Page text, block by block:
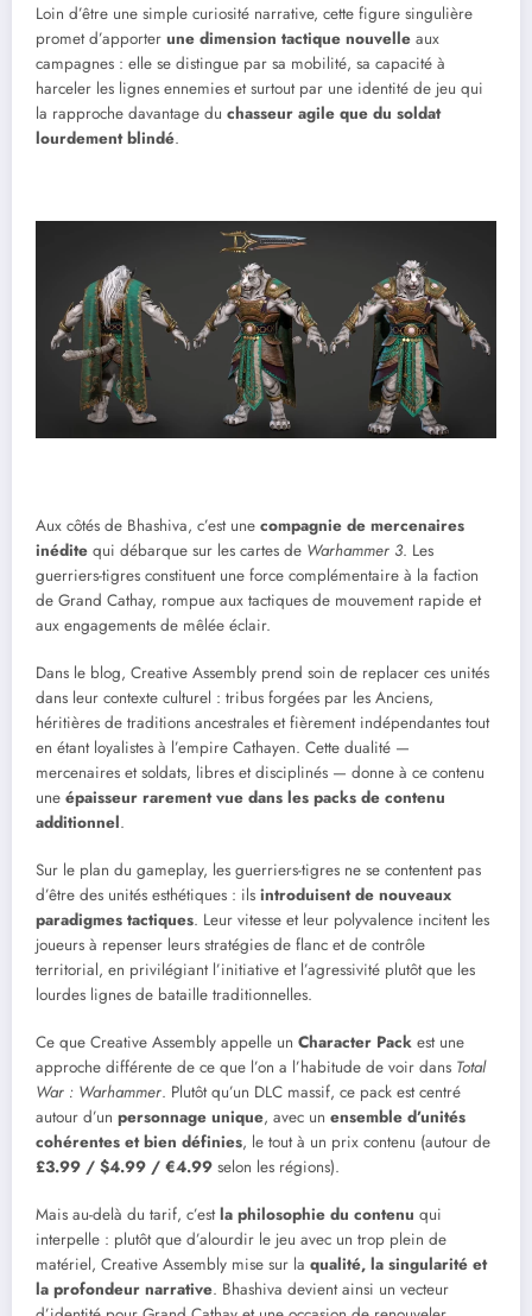
Loin d’être une simple curiosité narrative, cette figure singulière
promet d’apporter une dimension tactique nouvelle aux
campagnes : elle se distingue par sa mobilité, sa capacité à
harceler les lignes ennemies et surtout par une identité de jeu qui
la rapproche davantage du chasseur agile que du soldat
lourdement blindé.
Aux côtés de Bhashiva, c’est une compagnie de mercenaires
inédite qui débarque sur les cartes de Warhammer 3. Les
guerriers-tigres constituent une force complémentaire à la faction
de Grand Cathay, rompue aux tactiques de mouvement rapide et
aux engagements de mêlée éclair.
Dans le blog, Creative Assembly prend soin de replacer ces unités
dans leur contexte culturel : tribus forgées par les Anciens,
héritières de traditions ancestrales et fièrement indépendantes tout
en étant loyalistes à l’empire Cathayen. Cette dualité —
mercenaires et soldats, libres et disciplinés — donne à ce contenu
une épaisseur rarement vue dans les packs de contenu
additionnel.
Sur le plan du gameplay, les guerriers-tigres ne se contentent pas
d’être des unités esthétiques : ils introduisent de nouveaux
paradigmes tactiques. Leur vitesse et leur polyvalence incitent les
joueurs à repenser leurs stratégies de flanc et de contrôle
territorial, en privilégiant l’initiative et l’agressivité plutôt que les
lourdes lignes de bataille traditionnelles.
Ce que Creative Assembly appelle un Character Pack est une
approche différente de ce que l’on a l’habitude de voir dans Total
War : Warhammer. Plutôt qu’un DLC massif, ce pack est centré
autour d’un personnage unique, avec un ensemble d’unités
cohérentes et bien définies, le tout à un prix contenu (autour de
£3.99 / $4.99 / €4.99 selon les régions).
Mais au-delà du tarif, c’estla philosophie du contenu qui
interpelle : plutôt que d’alourdir le jeu avec un trop plein de
matériel, Creative Assembly mise sur la qualité, la singularité et
la profondeur narrative. Bhashiva devient ainsi un vecteur